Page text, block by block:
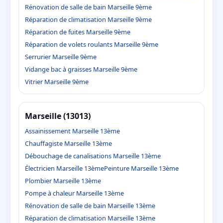
Rénovation de salle de bain Marseille 9ème
Réparation de climatisation Marseille 9ème
Réparation de fuites Marseille 9ème
Réparation de volets roulants Marseille 9ème
Serrurier Marseille 9ème
Vidange bac à graisses Marseille 9ème
Vitrier Marseille 9ème
Marseille (13013)
Assainissement Marseille 13ème
Chauffagiste Marseille 13ème
Débouchage de canalisations Marseille 13ème
Électricien Marseille 13èmePeinture Marseille 13ème
Plombier Marseille 13ème
Pompe à chaleur Marseille 13ème
Rénovation de salle de bain Marseille 13ème
Réparation de climatisation Marseille 13ème